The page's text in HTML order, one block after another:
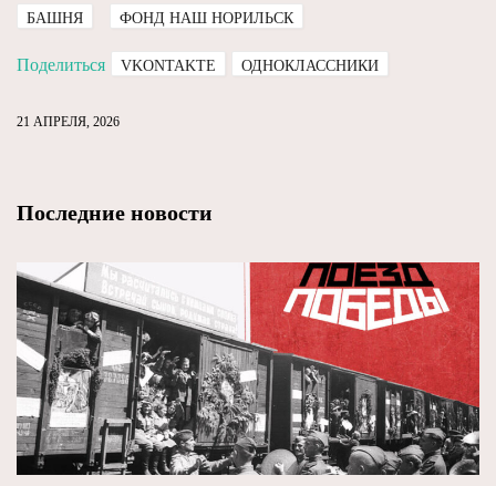
БАШНЯ ФОНД НАШ НОРИЛЬСК
Поделиться VKONTAKTE ОДНОКЛАССНИКИ
21 АПРЕЛЯ, 2026
Последние новости